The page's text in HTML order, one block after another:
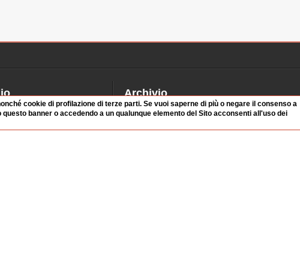
Archivio
Videoparlamento
cookie di profilazione di terze parti. Se vuoi saperne di più o negare il consenso a
questo banner o accedendo a un qualunque elemento del Sito acconsenti all'uso dei